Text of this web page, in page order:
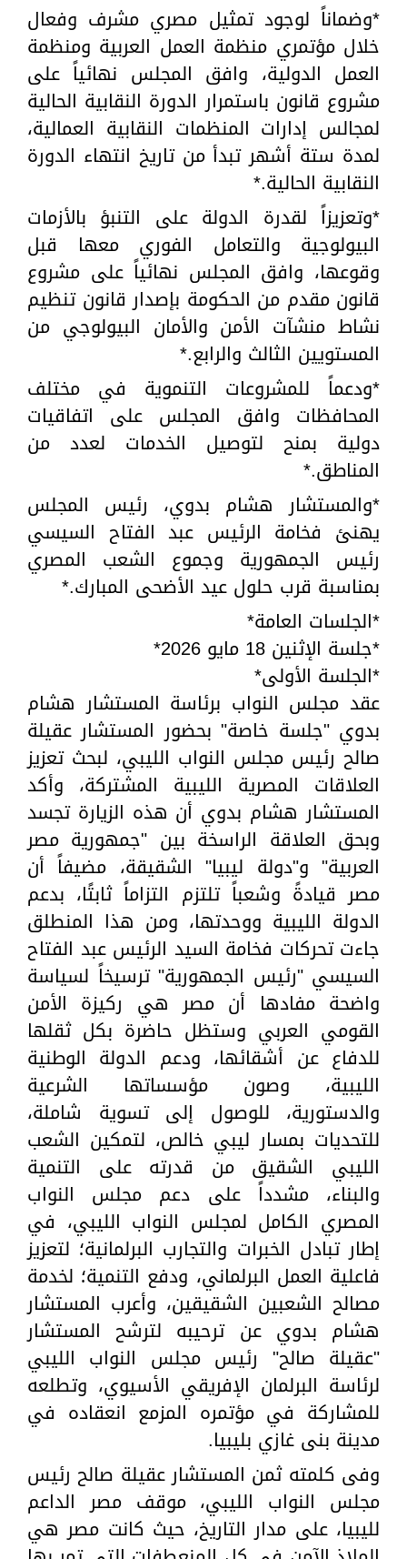
*وضماناً لوجود تمثيل مصري مشرف وفعال
خلال مؤتمري منظمة العمل العربية ومنظمة
العمل الدولية، وافق المجلس نهائياً على
مشروع قانون باستمرار الدورة النقابية الحالية
لمجالس إدارات المنظمات النقابية العمالية،
لمدة ستة أشهر تبدأ من تاريخ انتهاء الدورة
النقابية الحالية.*
*وتعزيزاً لقدرة الدولة على التنبؤ بالأزمات
البيولوجية والتعامل الفوري معها قبل
وقوعها، وافق المجلس نهائياً على مشروع
قانون مقدم من الحكومة بإصدار قانون تنظيم
نشاط منشآت الأمن والأمان البيولوجي من
المستويين الثالث والرابع.*
*ودعماً للمشروعات التنموية في مختلف
المحافظات وافق المجلس على اتفاقيات
دولية بمنح لتوصيل الخدمات لعدد من
المناطق.*
*والمستشار هشام بدوي، رئيس المجلس
يهنئ فخامة الرئيس عبد الفتاح السيسي
رئيس الجمهورية وجموع الشعب المصري
بمناسبة قرب حلول عيد الأضحى المبارك.*
*الجلسات العامة*
*جلسة الإثنين 18 مايو 2026*
*الجلسة الأولى*
عقد مجلس النواب برئاسة المستشار هشام
بدوي "جلسة خاصة" بحضور المستشار عقيلة
صالح رئيس مجلس النواب الليبي، لبحث تعزيز
العلاقات المصرية الليبية المشتركة، وأكد
المستشار هشام بدوي أن هذه الزيارة تجسد
وبحق العلاقة الراسخة بين "جمهورية مصر
العربية" و"دولة ليبيا" الشقيقة، مضيفاً أن
مصر قيادةً وشعباً تلتزم التزاماً ثابتًا، بدعم
الدولة الليبية ووحدتها، ومن هذا المنطلق
جاءت تحركات فخامة السيد الرئيس عبد الفتاح
السيسي "رئيس الجمهورية" ترسيخاً لسياسة
واضحة مفادها أن مصر هي ركيزة الأمن
القومي العربي وستظل حاضرة بكل ثقلها
للدفاع عن أشقائها، ودعم الدولة الوطنية
الليبية، وصون مؤسساتها الشرعية
والدستورية، للوصول إلى تسوية شاملة،
للتحديات بمسار ليبي خالص، لتمكين الشعب
الليبي الشقيق من قدرته على التنمية
والبناء، مشدداً على دعم مجلس النواب
المصري الكامل لمجلس النواب الليبي، في
إطار تبادل الخبرات والتجارب البرلمانية؛ لتعزيز
فاعلية العمل البرلماني، ودفع التنمية؛ لخدمة
مصالح الشعبين الشقيقين، وأعرب المستشار
هشام بدوي عن ترحيبه لترشح المستشار
"عقيلة صالح" رئيس مجلس النواب الليبي
لرئاسة البرلمان الإفريقي الأسيوي، وتطلعه
للمشاركة في مؤتمره المزمع انعقاده في
مدينة بنى غازي بليبيا.
وفى كلمته ثمن المستشار عقيلة صالح رئيس
مجلس النواب الليبي، موقف مصر الداعم
لليبيا، على مدار التاريخ، حيث كانت مصر هي